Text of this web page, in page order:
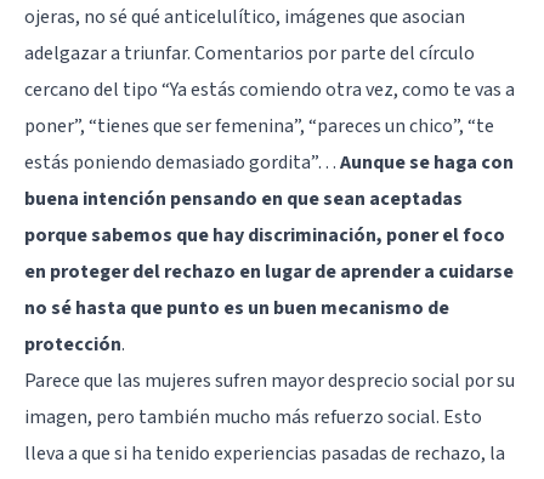
ojeras, no sé qué anticelulítico, imágenes que asocian
adelgazar a triunfar. Comentarios por parte del círculo
cercano del tipo “Ya estás comiendo otra vez, como te vas a
poner”, “tienes que ser femenina”, “pareces un chico”, “te
estás poniendo demasiado gordita”…Aunque se haga con
buena intención pensando en que sean aceptadas
porque sabemos que hay discriminación, poner el foco
en proteger del rechazo en lugar de aprender a cuidarse
no sé hasta que punto es un buen mecanismo de
protección.
Parece que las mujeres sufren mayor desprecio social por su
imagen, pero también mucho más refuerzo social. Esto
lleva a que si ha tenido experiencias pasadas de rechazo, la